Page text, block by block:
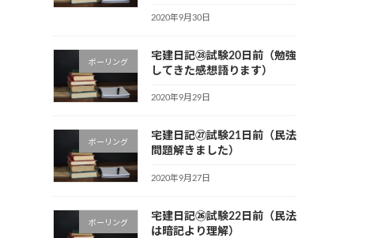
2020年9月30日
ボーリング
宅建日記㉘試験20日前（勉強
してきた感想語ります）
2020年9月29日
ボーリング
宅建日記㉗試験21日前（民法
問題解きました）
2020年9月27日
ボーリング
宅建日記㉖試験22日前（民法
は暗記より理解）